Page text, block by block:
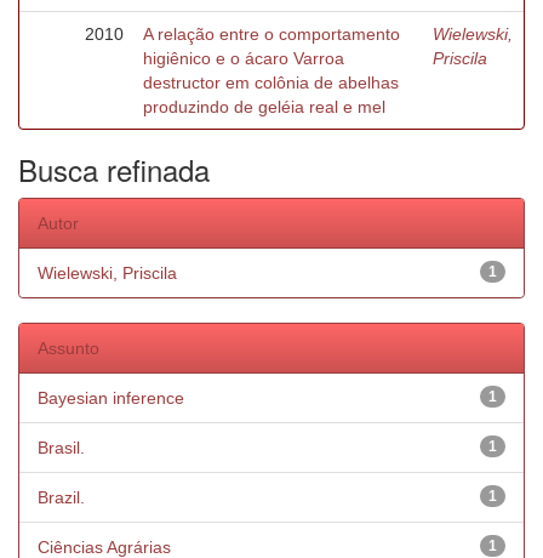
2010
A relação entre o comportamento
higiênico e o ácaro Varroa
destructor em colônia de abelhas
produzindo de geléia real e mel
Wielewski,
Priscila
Busca refinada
Autor
1
Wielewski, Priscila
Assunto
1
Bayesian inference
1
Brasil.
1
Brazil.
1
Ciências Agrárias